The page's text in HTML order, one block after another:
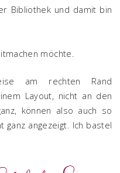
Bibliothek und damit bin
möchte.
am rechten Rand
Layout, nicht an den
können also auch so
angezeigt. Ich bastel